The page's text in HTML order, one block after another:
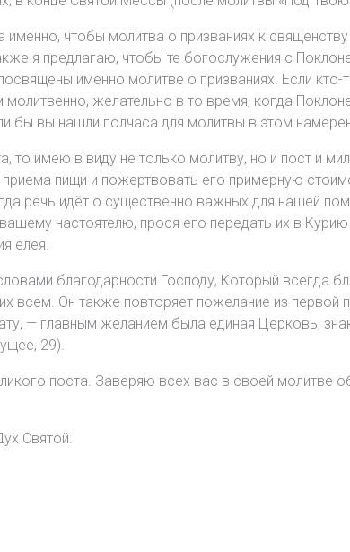
чтобы молитва о призваниях к
я предлагаю, чтобы те богослужения с
именно молитве о призваниях. Если кто-
желательно в то время, когда
вы нашли полчаса для молитвы в этом
то имею в виду не только молитву, но и пост и
пищи и пожертвовать его примерную
речь идёт о существенно важных для нашей
настоятелю, прося его передать их в
елея.
благодарности Господу, Который всегда
Он также повторяет пожелание из первой
— главным желанием была единая Церковь,
29).
поста. Заверяю всех вас в своей молитве
Святой.